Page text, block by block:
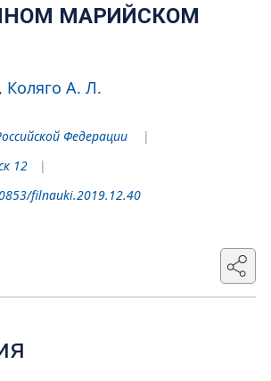
МАРИЙСКОМ
Коляго А. Л.
Федерации
12
filnauki.2019.12.40